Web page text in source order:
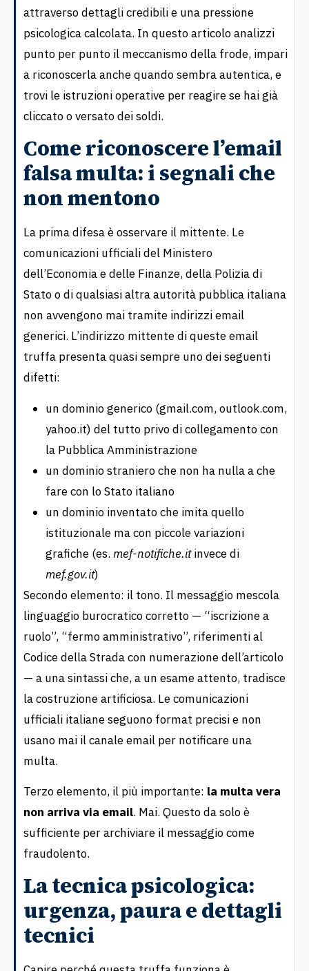
attraverso dettagli credibili e una pressione
psicologica calcolata. In questo articolo analizzi
punto per punto il meccanismo della frode, impari
a riconoscerla anche quando sembra autentica, e
trovi le istruzioni operative per reagire se hai già
cliccato o versato dei soldi.
Come riconoscere l’email
falsa multa: i segnali che
non mentono
La prima difesa è osservare il mittente. Le
comunicazioni ufficiali del Ministero
dell’Economia e delle Finanze, della Polizia di
Stato o di qualsiasi altra autorità pubblica italiana
non avvengono mai tramite indirizzi email
generici. L’indirizzo mittente di queste email
truffa presenta quasi sempre uno dei seguenti
difetti:
un dominio generico (gmail.com, outlook.com,
yahoo.it) del tutto privo di collegamento con
la Pubblica Amministrazione
un dominio straniero che non ha nulla a che
fare con lo Stato italiano
un dominio inventato che imita quello
istituzionale ma con piccole variazioni
grafiche (es. mef-notifiche.itinvece di
mef.gov.it)
Secondo elemento: il tono. Il messaggio mescola
linguaggio burocratico corretto — “iscrizione a
ruolo”, “fermo amministrativo”, riferimenti al
Codice della Strada con numerazione dell’articolo
— a una sintassi che, a un esame attento, tradisce
la costruzione artificiosa. Le comunicazioni
ufficiali italiane seguono format precisi e non
usano mai il canale email per notificare una
multa.
Terzo elemento, il più importante: la multa vera
non arriva via email. Mai. Questo da solo è
sufficiente per archiviare il messaggio come
fraudolento.
La tecnica psicologica:
urgenza, paura e dettagli
tecnici